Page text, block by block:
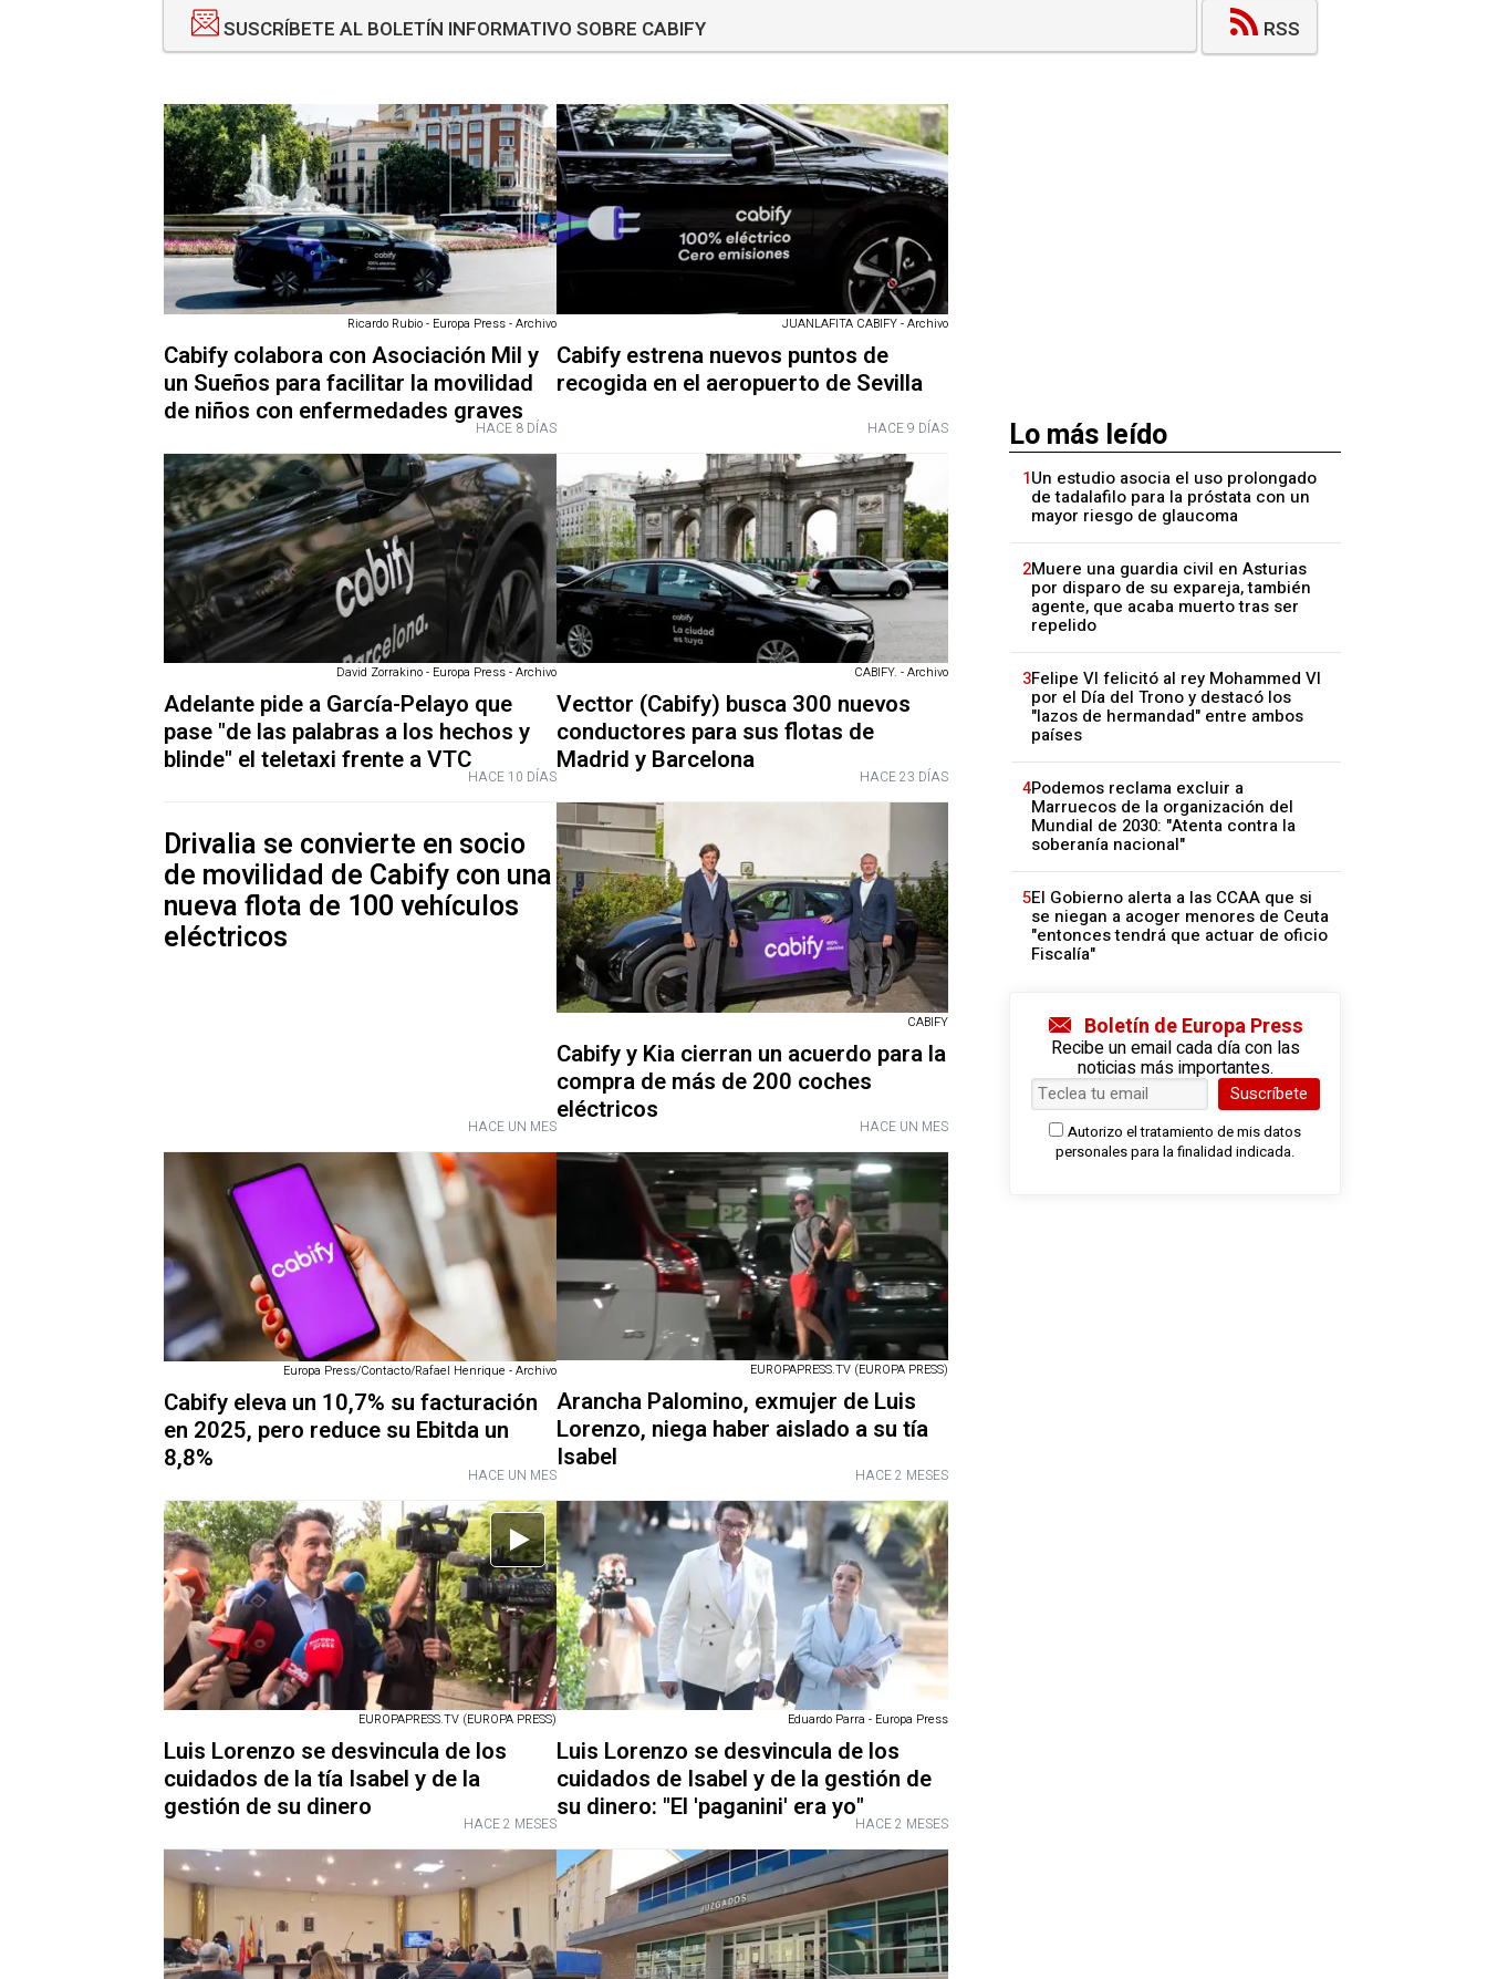
SUSCRÍBETE AL BOLETÍN INFORMATIVO SOBRE CABIFY RSS
Ricardo Rubio - Europa Press - Archivo
Cabify colabora con Asociación Mil y
un Sueños para facilitar la movilidad
de niños con enfermedades graves
HACE 8 DÍAS
JUANLAFITA CABIFY - Archivo
Cabify estrena nuevos puntos de
recogida en el aeropuerto de Sevilla
HACE 9 DÍAS
David Zorrakino - Europa Press - Archivo
Adelante pide a García-Pelayo que
pase "de las palabras a los hechos y
blinde" el teletaxi frente a VTCHACE 10 DÍAS
CABIFY. - Archivo
Vecttor (Cabify) busca 300 nuevos
conductores para sus flotas de
Madrid y Barcelona
HACE 23 DÍAS
Drivalia se convierte en socio
de movilidad de Cabify con una
nueva flota de 100 vehículos
eléctricos
HACE UN MES
CABIFY
Cabify y Kia cierran un acuerdo para la
compra de más de 200 coches
eléctricos
HACE UN MES
Europa Press/Contacto/Rafael Henrique - Archivo
Cabify eleva un 10,7% su facturación
en 2025, pero reduce su Ebitda un
8,8%
HACE UN MES
EUROPAPRESS.TV (EUROPA PRESS)
Arancha Palomino, exmujer de Luis
Lorenzo, niega haber aislado a su tía
Isabel
HACE 2 MESES
EUROPAPRESS.TV (EUROPA PRESS)
Luis Lorenzo se desvincula de los
cuidados de la tía Isabel y de la
gestión de su dinero
HACE 2 MESES
Eduardo Parra - Europa Press
Luis Lorenzo se desvincula de los
cuidados de Isabel y de la gestión de
su dinero: "El 'paganini' era yo"HACE 2 MESES
Lo más leído
1Un estudio asocia el uso prolongado
de tadalafilo para la próstata con un
mayor riesgo de glaucoma
2Muere una guardia civil en Asturias
por disparo de su expareja, también
agente, que acaba muerto tras ser
repelido
3Felipe VI felicitó al rey Mohammed VI
por el Día del Trono y destacó los
"lazos de hermandad" entre ambos
países
4Podemos reclama excluir a
Marruecos de la organización del
Mundial de 2030: "Atenta contra la
soberanía nacional"
5El Gobierno alerta a las CCAA que si
se niegan a acoger menores de Ceuta
"entonces tendrá que actuar de oficio
Fiscalía"
Boletín de Europa Press
Recibe un email cada día con las
noticias más importantes.
Suscríbete
Autorizo el tratamiento de mis datos
personales para la finalidad indicada.